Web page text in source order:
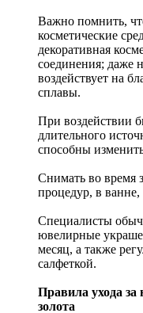
Важно помнить,
косметические
декоративная
соединения; даже
воздействует на
сплавы.
При воздействии
длительного
способны
Снимать во время
процедур, в ванне,
Специалисты
ювелирные
месяц, а также
салфеткой.
Правила ухода
золота